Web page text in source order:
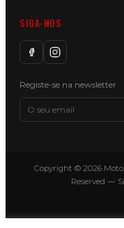
SIGA-NOS
Registe-se na newsletter
Copyright © 2026
Reserved —